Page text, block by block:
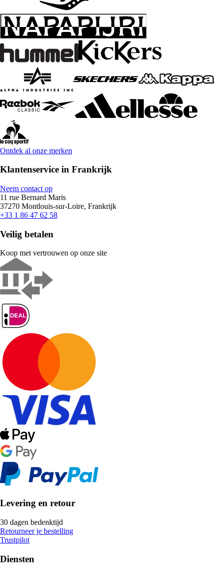
Ontdek al onze merken
Klantenservice in Frankrijk
Neem contact op
11 rue Bernard Maris
37270 Montlouis-sur-Loire, Frankrijk
+33 1 86 47 62 58
Veilig betalen
Koop met vertrouwen op onze site
Levering en retour
30 dagen bedenktijd
Retourneer je bestelling
Trustpilot
Diensten